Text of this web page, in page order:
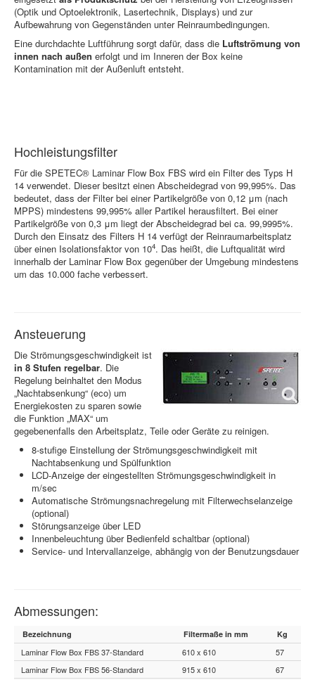
(Optik und Optoelektronik, Lasertechnik, Displays) und zur
Aufbewahrung von Gegenständen unter Reinraumbedingungen.
Eine durchdachte Luftführung sorgt dafür, dass die Luftströmung von
innen nach außen erfolgt und im Inneren der Box keine
Kontamination mit der Außenluft entsteht.
Hochleistungsfilter
Für die SPETEC® Laminar Flow Box FBS wird ein Filter des Typs H
14 verwendet. Dieser besitzt einen Abscheidegrad von 99,995%. Das
bedeutet, dass der Filter bei einer Partikelgröße von 0,12 μm (nach
MPPS) mindestens 99,995% aller Partikel herausfiltert. Bei einer
Partikelgröße von 0,3 μm liegt der Abscheidegrad bei ca. 99,9995%.
Durch den Einsatz des Filters H 14 verfügt der Reinraumarbeitsplatz
über einen Isolationsfaktor von 104. Das heißt, die Luftqualität wird
innerhalb der Laminar Flow Box gegenüber der Umgebung mindestens
um das 10.000 fache verbessert.
Ansteuerung
Die Strömungsgeschwindigkeit ist
in 8 Stufen regelbar. Die
Regelung beinhaltet den Modus
„Nachtabsenkung“ (eco) um
Energiekosten zu sparen sowie
die Funktion „MAX“ um
gegebenenfalls den Arbeitsplatz, Teile oder Geräte zu reinigen.
8-stufige Einstellung der Strömungsgeschwindigkeit mit
Nachtabsenkung und Spülfunktion
LCD-Anzeige der eingestellten Strömungsgeschwindigkeit in
m/sec
Automatische Strömungsnachregelung mit Filterwechselanzeige
(optional)
Störungsanzeige über LED
Innenbeleuchtung über Bedienfeld schaltbar (optional)
Service- und Intervallanzeige, abhängig von der Benutzungsdauer
Abmessungen:
Bezeichnung Filtermaße in mm Kg
Laminar Flow Box FBS 37-Standard 610 x 610
57
Laminar Flow Box FBS 56-Standard
915 x 610
67